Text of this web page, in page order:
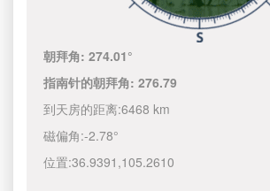
朝拜角:274.01°
指南针的朝拜角:276.79
到天房的距离:6468 km
磁偏角:-2.78°
位置:36.9391 ,105.2610